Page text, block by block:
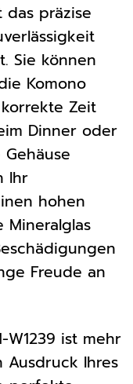
das präzise
Sie können
Komono
Zeit
Dinner oder
Ihr
hohen
Mineralglas
Freude an
W1239 ist mehr
Ihres